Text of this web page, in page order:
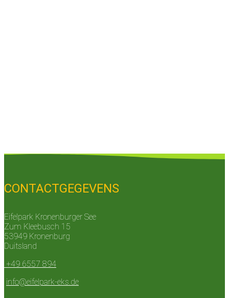
CONTACTGEGEVENS
Eifelpark Kronenburger See
Zum Kleebusch 15
53949 Kronenburg
Duitsland
+49 6557 894
info@eifelpark-eks.de